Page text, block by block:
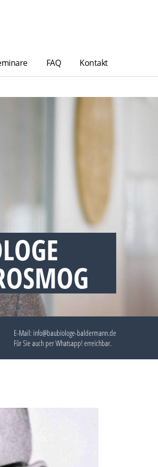
FAQ Kontakt
E-Mail: info@baubiologe-baldermann.de
Für Sie auch perWhatsapp!erreichbar.